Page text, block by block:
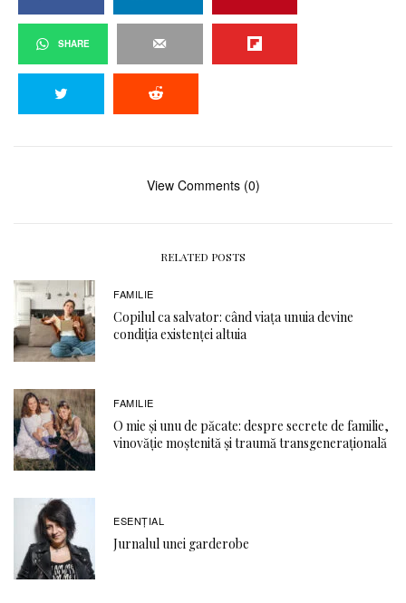
SHARE
View Comments (0)
RELATED POSTS
FAMILIE
Copilul ca salvator: când viața unuia devine
condiția existenței altuia
FAMILIE
O mie și unu de păcate: despre secrete de familie,
vinovăție moștenită și traumă transgenerațională
ESENȚIAL
Jurnalul unei garderobe